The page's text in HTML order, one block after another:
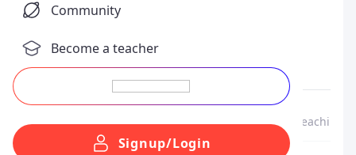
Community
Become a teacher
Signup/Login
Teaches
Italian
Speaks
English
About Me Me as a Teacher My lessons & teaching